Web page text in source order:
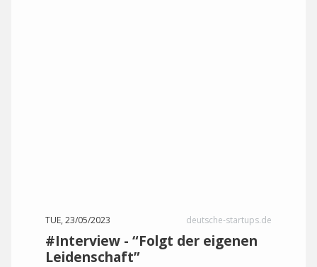
TUE, 23/05/2023 deutsche-startups.de
#Interview - “Folgt der eigenen
Leidenschaft”